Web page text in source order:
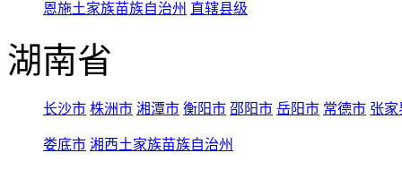
恩施土家族苗族自治州 直辖县级
湖南省
长沙市 株洲市 湘潭市 衡阳市 邵阳市 岳阳市 常德市 张家
娄底市 湘西土家族苗族自治州